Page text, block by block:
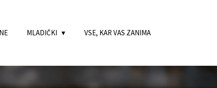
MLADIČKI VSE, KAR VAS ZANIMA